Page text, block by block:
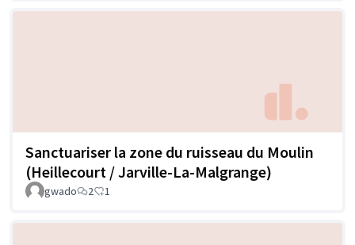
Sanctuariser la zone du ruisseau du Moulin
(Heillecourt / Jarville-La-Malgrange)
gwado 2 1